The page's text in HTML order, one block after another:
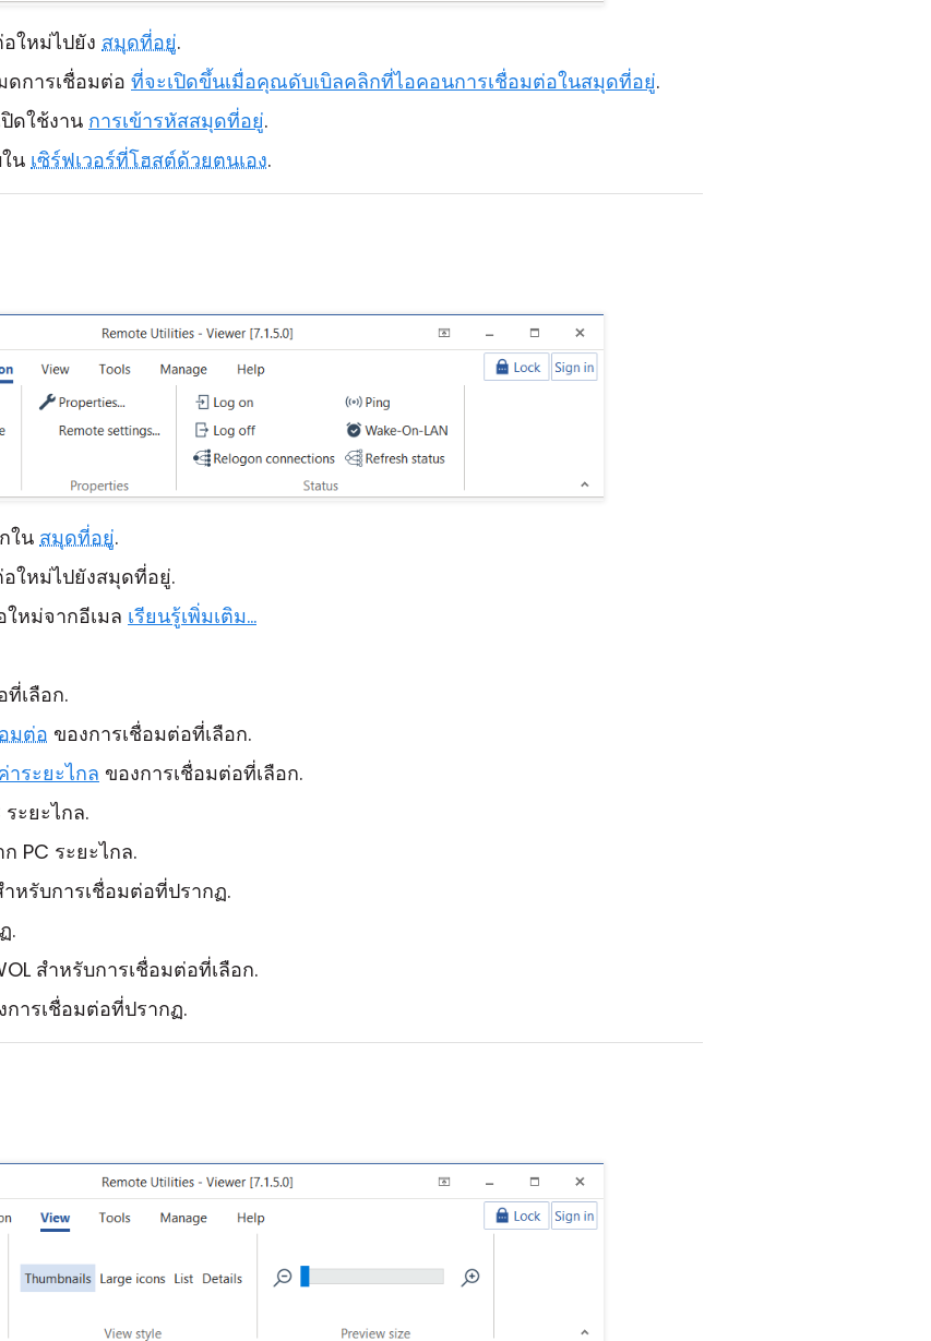
ใหม่ไปยัง สมุดที่อยู่.
ดการเชื่อมต่อ ที่จะเปิดขึ้นเมื่อคุณดับเบิลคลิกที่ไอคอนการเชื่อมต่อในสมุดที่อยู่.
ดใช้งาน การเข้ารหัสสมุดที่อยู่.
นเซิร์ฟเวอร์ที่โฮสต์ด้วยตนเอง.
ใน สมุดที่อยู่.
ใหม่ไปยังสมุดที่อยู่.
หม่จากอีเมล เรียนรู้เพิ่มเติม...
เลือก.
มต่อ ของการเชื่อมต่อที่เลือก.
าระยะไกล ของการเชื่อมต่อที่เลือก.
ระยะไกล.
ก PC ระยะไกล.
หรับการเชื่อมต่อที่ปรากฏ.
.
สำหรับการเชื่อมต่อที่เลือก.
ารเชื่อมต่อที่ปรากฏ.